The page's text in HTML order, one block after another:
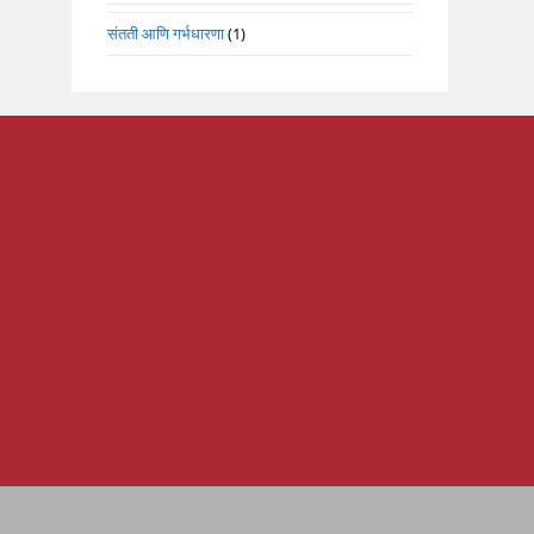
संतती आणि गर्भधारणा(1)